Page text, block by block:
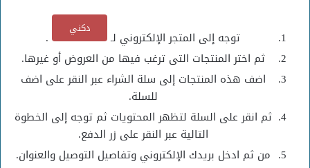
توجه إلى المتجر الإلكتروني لـ
دكني
.
ثم اختر المنتجات التى ترغب فيها من العروض أو غيرها.
اضف هذه المنتجات إلى سلة الشراء عبر النقر على اضف
للسلة.
ثم انقر على السلة لتظهر المحتويات ثم توجه إلى الخطوة
التالية عبر النقر على زر الدفع.
من ثم ادخل بريدك الإلكتروني وتفاصيل التوصيل والعنوان.